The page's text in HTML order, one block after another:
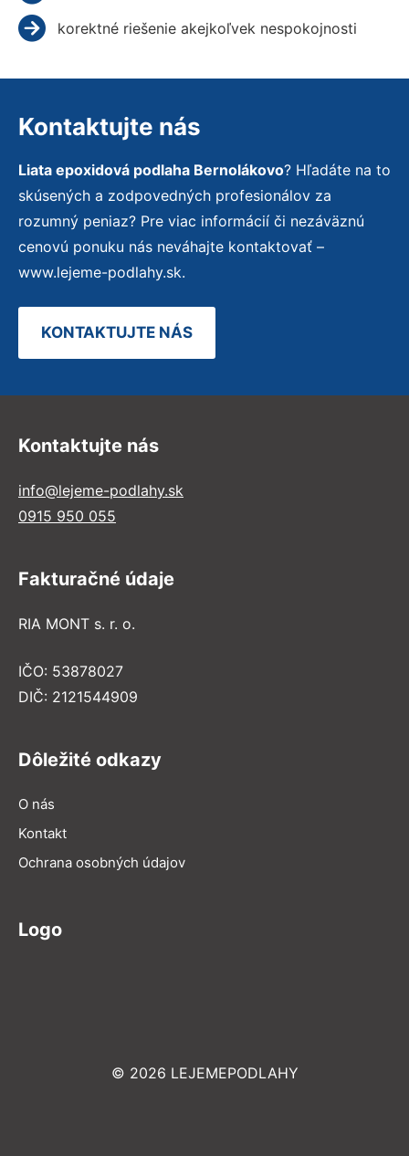
korektné riešenie akejkoľvek nespokojnosti
Kontaktujte nás
Liata epoxidová podlaha Bernolákovo? Hľadáte na to
skúsených a zodpovedných profesionálov za
rozumný peniaz? Pre viac informácií či nezáväznú
cenovú ponuku nás neváhajte kontaktovať –
www.lejeme-podlahy.sk.
KONTAKTUJTE NÁS
Kontaktujte nás
info@lejeme-podlahy.sk
0915 950 055
Fakturačné údaje
RIA MONT s. r. o.
IČO: 53878027
DIČ: 2121544909
Dôležité odkazy
O nás
Kontakt
Ochrana osobných údajov
Logo
© 2026 LEJEMEPODLAHY